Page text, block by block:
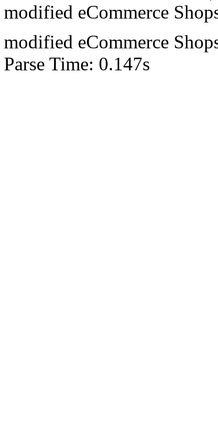
modified eCommerce
modified eCommerce
Parse Time: 0.147s